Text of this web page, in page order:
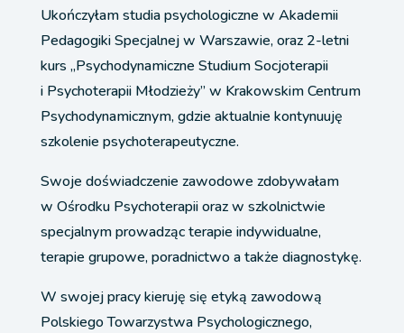
Ukończyłam studia psychologiczne w Akademii
Pedagogiki Specjalnej w Warszawie, oraz 2-letni
kurs „Psychodynamiczne Studium Socjoterapii
i Psychoterapii Młodzieży” w Krakowskim Centrum
Psychodynamicznym, gdzie aktualnie kontynuuję
szkolenie psychoterapeutyczne.
Swoje doświadczenie zawodowe zdobywałam
w Ośrodku Psychoterapii oraz w szkolnictwie
specjalnym prowadząc terapie indywidualne,
terapie grupowe, poradnictwo a także diagnostykę.
W swojej pracy kieruję się etyką zawodową
Polskiego Towarzystwa Psychologicznego,